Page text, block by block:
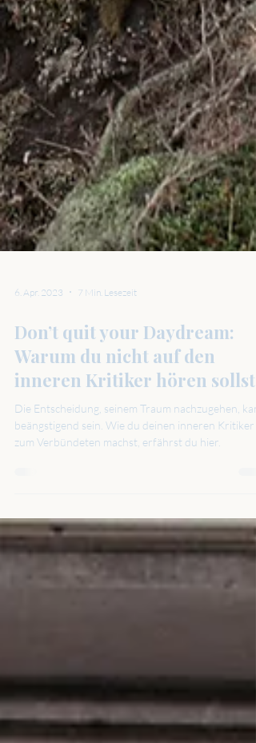
6. Apr. 2023 7 Min. Lesezeit
Don’t quit your Daydream:
Warum du nicht auf den
inneren Kritiker hören sollst
Die Entscheidung, seinem Traum nachzugehen,